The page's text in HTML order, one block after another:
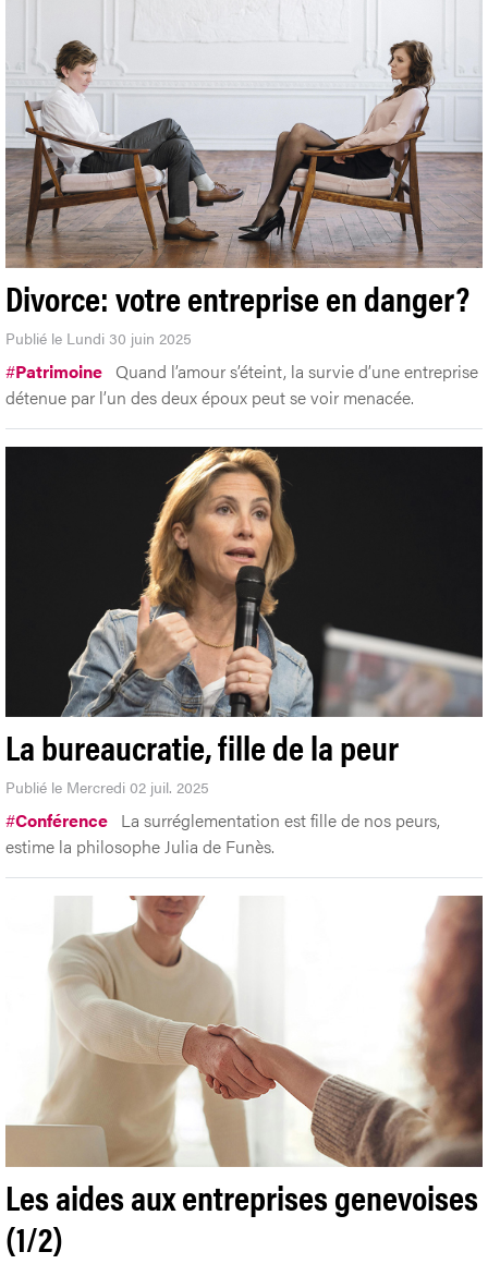
Divorce: votre entreprise en danger?
Publié le Lundi 30 juin 2025
#Patrimoine Quand l’amour s’éteint, la survie d’une entreprise
détenue par l’un des deux époux peut se voir menacée.
La bureaucratie, fille de la peur
Publié le Mercredi 02 juil. 2025
#Conférence La surréglementation est fille de nos peurs,
estime la philosophe Julia de Funès.
Les aides aux entreprises genevoises
(1/2)